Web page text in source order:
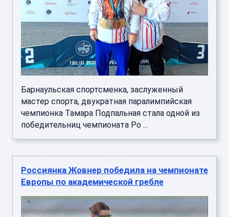
Барнаульская спортсменка, заслуженный
мастер спорта, двукратная паралимпийская
чемпионка Тамара Подпальная стала одной из
победительниц чемпионата Ро ...
Россиянка Жовнер победила на чемпионате
Европы по академической гребле